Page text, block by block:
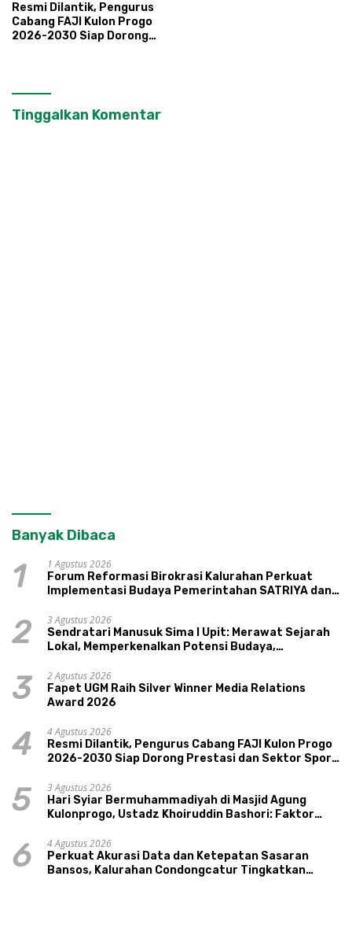
Resmi Dilantik, Pengurus
Cabang FAJI Kulon Progo
2026-2030 Siap Dorong
Tinggalkan Komentar
Banyak Dibaca
1
1 Agustus 2026
Forum Reformasi Birokrasi Kalurahan Perkuat
Implementasi Budaya Pemerintahan SATRIYA dan
2
3 Agustus 2026
Sendratari Manusuk Sima I Upit: Merawat Sejarah
Lokal, Memperkenalkan Potensi Budaya,
3
2 Agustus 2026
Fapet UGM Raih Silver Winner Media Relations
Award 2026
4
4 Agustus 2026
Resmi Dilantik, Pengurus Cabang FAJI Kulon Progo
2026-2030 Siap Dorong Prestasi dan Sektor Sport
5
3 Agustus 2026
Hari Syiar Bermuhammadiyah di Masjid Agung
Kulonprogo, Ustadz Khoiruddin Bashori: Faktor
6
4 Agustus 2026
Perkuat Akurasi Data dan Ketepatan Sasaran
Bansos, Kalurahan Condongcatur Tingkatkan